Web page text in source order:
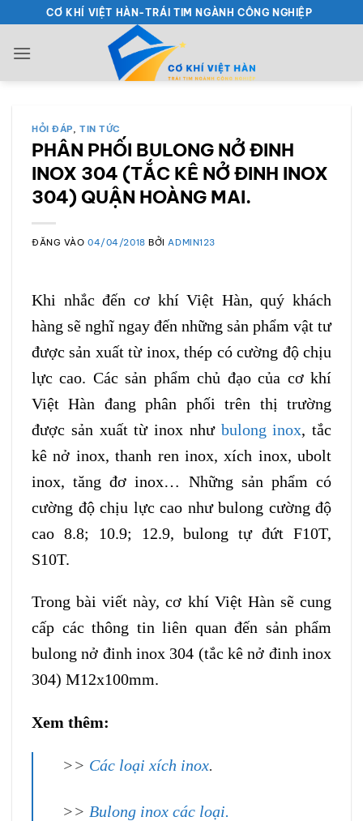
qua
nội
CƠ KHÍ VIỆT HÀN-TRÁI TIM NGÀNH CÔNG NGHIỆP
HỎI ĐÁP,TIN TỨC
PHÂN PHỐI BULONG NỞ ĐINH
INOX 304 (TẮC KÊ NỞ ĐINH INOX
304) QUẬN HOÀNG MAI.
ĐĂNG VÀO04/04/2018 BỞI ADMIN123
Khi nhắc đến cơ khí Việt Hàn, quý khách
hàng sẽ nghĩ ngay đến những sản phẩm vật tư
được sản xuất từ inox, thép có cường độ chịu
lực cao. Các sản phẩm chủ đạo của cơ khí
Việt Hàn đang phân phối trên thị trường
được sản xuất từ inox như bulong inox, tắc
kê nở inox, thanh ren inox, xích inox, ubolt
inox, tăng đơ inox… Những sản phẩm có
cường độ chịu lực cao như bulong cường độ
cao 8.8; 10.9; 12.9, bulong tự đứt F10T,
S10T.
Trong bài viết này, cơ khí Việt Hàn sẽ cung
cấp các thông tin liên quan đến sản phẩm
bulong nở đinh inox 304 (tắc kê nở đinh inox
304) M12x100mm.
Xem thêm:
>> Các loại xích inox.
>> Bulong inox các loại.